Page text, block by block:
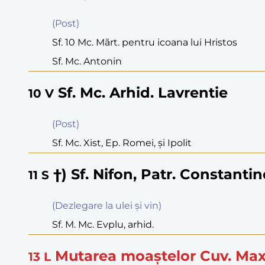
(Post)
Sf. 10 Mc. Mărt. pentru icoana lui Hristos
Sf. Mc. Antonin
10 V Sf. Mc. Arhid. Lavrentie
(Post)
Sf. Mc. Xist, Ep. Romei, şi Ipolit
11 S †) Sf. Nifon, Patr.
(Dezlegare la ulei şi vin)
Sf. M. Mc. Evplu, arhid.
13 L Mutarea moaştelor Cuv.